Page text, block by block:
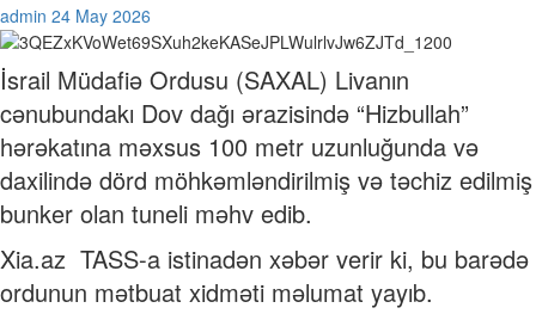
admin 24 May 2026
İsrail Müdafiə Ordusu (SAXAL) Livanın
cənubundakı Dov dağı ərazisində “Hizbullah”
hərəkatına məxsus 100 metr uzunluğunda və
daxilində dörd möhkəmləndirilmiş və təchiz edilmiş
bunker olan tuneli məhv edib.
Xia.az TASS-a istinadən xəbər verir ki, bu barədə
ordunun mətbuat xidməti məlumat yayıb.